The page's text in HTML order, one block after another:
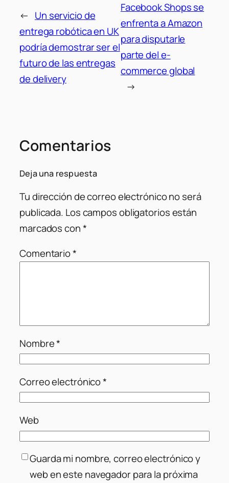
← Un servicio de
entrega robótica en UK
podría demostrar ser el
futuro de las entregas
de delivery
Facebook Shops se
enfrenta a Amazon
para disputarle
parte del e-
commerce global
→
Comentarios
Deja una respuesta
Tu dirección de correo electrónico no será
publicada. Los campos obligatorios están
marcados con*
Comentario*
Nombre*
Correo electrónico*
Web
Guarda mi nombre, correo electrónico y
web en este navegador para la próxima